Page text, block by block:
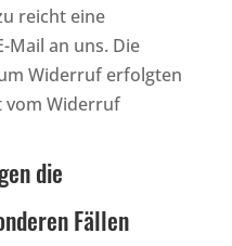
reicht eine
an uns. Die
Widerruf erfolgten
vom Widerruf
die
Fällen